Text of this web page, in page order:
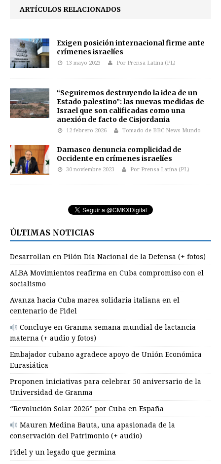
ARTÍCULOS RELACIONADOS
Exigen posición internacional firme ante
crímenes israelíes
13 mayo 2023 Por Prensa Latina (PL)
“Seguiremos destruyendo la idea de un
Estado palestino”: las nuevas medidas de
Israel que son calificadas como una
anexión de facto de Cisjordania
12 febrero 2026 Tomado de BBC News Mundo
Damasco denuncia complicidad de
Occidente en crímenes israelíes
30 noviembre 2023 Por Prensa Latina (PL)
ÚLTIMAS NOTICIAS
Desarrollan en Pilón Día Nacional de la Defensa (+ fotos)
ALBA Movimientos reafirma en Cuba compromiso con el
socialismo
Avanza hacia Cuba marea solidaria italiana en el
centenario de Fidel
Concluye en Granma semana mundial de lactancia
materna (+ audio y fotos)
Embajador cubano agradece apoyo de Unión Económica
Eurasiática
Proponen iniciativas para celebrar 50 aniversario de la
Universidad de Granma
“Revolución Solar 2026” por Cuba en España
Mauren Medina Bauta, una apasionada de la
conservación del Patrimonio (+ audio)
Fidel y un legado que germina